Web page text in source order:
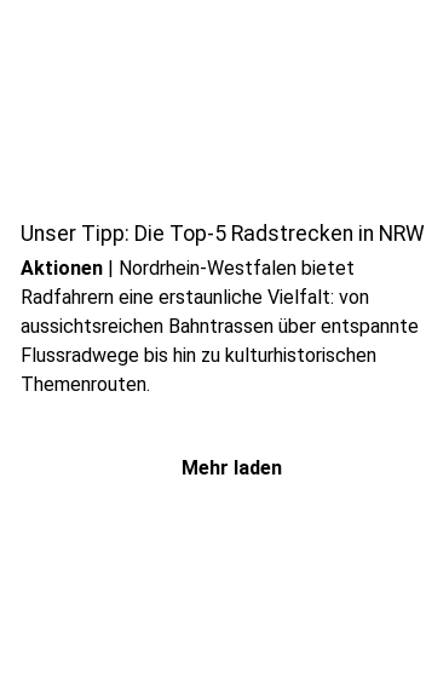
Unser Tipp: Die Top-5 Radstrecken in NRW
Aktionen| Nordrhein-Westfalen bietet
Radfahrern eine erstaunliche Vielfalt: von
aussichtsreichen Bahntrassen über entspannte
Flussradwege bis hin zu kulturhistorischen
Themenrouten.
Mehr laden